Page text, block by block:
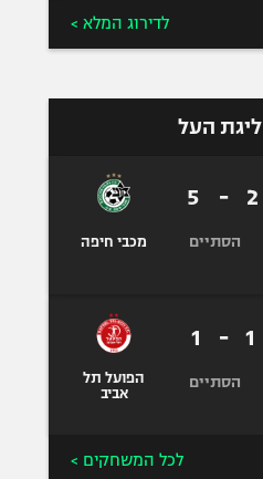
לדירוג המלא >
ליגת העל
2
-
5
הסתיים מכבי חיפה
1
-
1
הסתיים
הפועל תל
אביב
לכל המשחקים >